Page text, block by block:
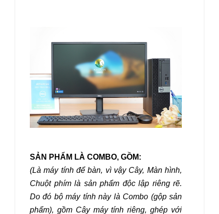
SẢN PHẨM LÀ COMBO, GỒM:
(Là máy tính để bàn, vì vậy Cây, Màn hình,
Chuột phím là sản phẩm độc lập riêng rẽ.
Do đó bộ máy tính này là Combo (gộp sản
phẩm), gồm Cây máy tính riêng, ghép với